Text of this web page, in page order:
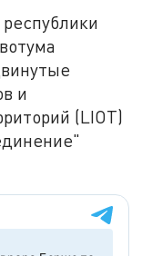
и
(LIOT)